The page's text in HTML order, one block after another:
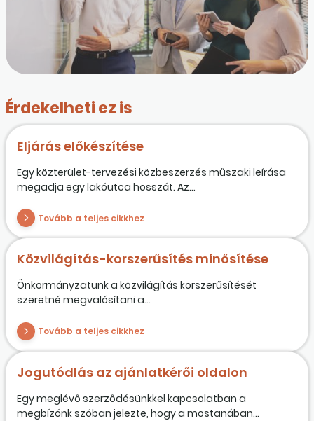
Érdekelheti ez is
Eljárás előkészítése
Egy közterület-tervezési közbeszerzés műszaki leírása
megadja egy lakóutca hosszát. Az...
Tovább a teljes cikkhez
Közvilágítás-korszerűsítés minősítése
Önkormányzatunk a közvilágítás korszerűsítését
szeretné megvalósítani a...
Tovább a teljes cikkhez
Jogutódlás az ajánlatkérői oldalon
Egy meglévő szerződésünkkel kapcsolatban a
megbízónk szóban jelezte, hogy a mostanában...